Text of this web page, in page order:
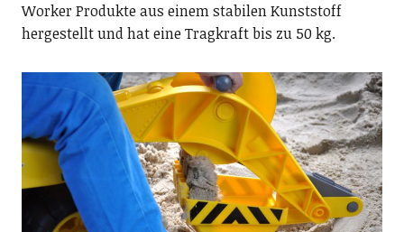
Worker Produkte aus einem stabilen Kunststoff
hergestellt und hat eine Tragkraft bis zu 50 kg.